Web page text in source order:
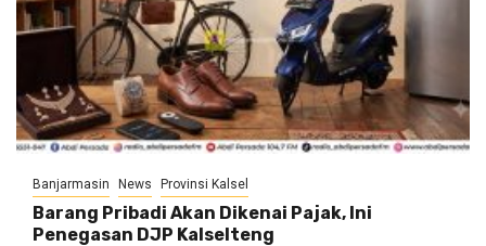
Banjarmasin News Provinsi Kalsel
Barang Pribadi Akan Dikenai Pajak, Ini
Penegasan DJP Kalselteng